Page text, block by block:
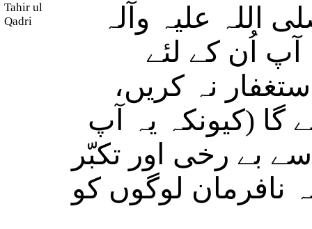
Tahir ul
Qadri
علیہ وآلہ
اُن کے لئے
نہ کریں،
گا (کیونکہ یہ آپ
بے رخی اور تکبّر
نافرمان لوگوں کو